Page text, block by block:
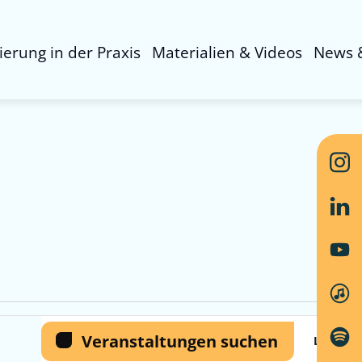
in der Praxis Materialien & Videos News
Veranstaltungen suchen Liste